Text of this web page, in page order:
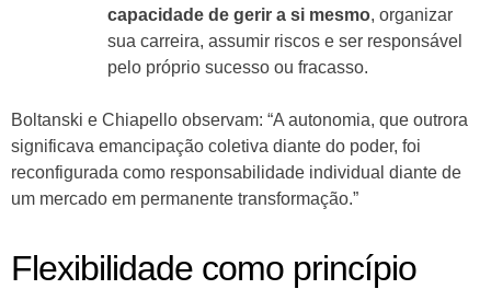
capacidade de gerir a si mesmo, organizar
sua carreira, assumir riscos e ser responsável
pelo próprio sucesso ou fracasso.
Boltanski e Chiapello observam: “A autonomia, que outrora
significava emancipação coletiva diante do poder, foi
reconfigurada como responsabilidade individual diante de
um mercado em permanente transformação.”
Flexibilidade como princípio